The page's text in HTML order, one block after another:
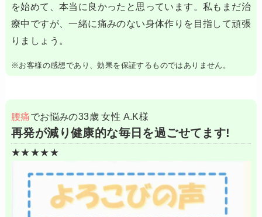
を始めて、本当に良かったと思っています。私もまだ治
療中ですが、一緒に痛みのない身体作りを目指して頑張
りましょう。
※お客様の感想であり、効果を保証するものではありません。
腰痛でお悩みの33歳 女性 A.K様
再発が減り健康的な毎日を過ごせてます!
★★★★★